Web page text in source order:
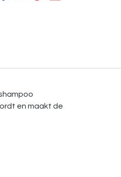
en maakt de